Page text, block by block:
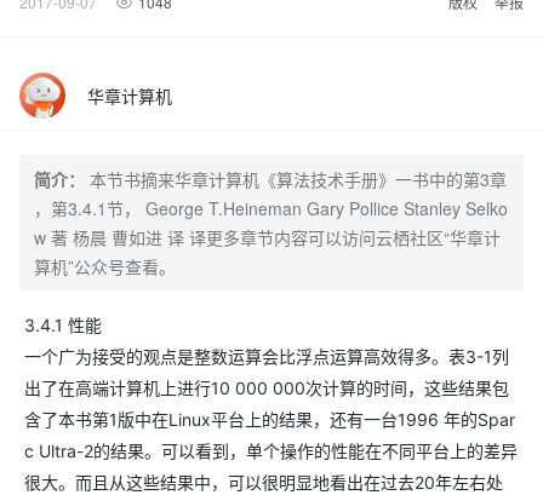
华章计算机
简介：
本节书摘来华章计算机《算法技术手册》一书中的第3章
，第3.4.1节， George T.Heineman Gary Pollice Stanley Selko
w 著 杨晨 曹如进 译 译更多章节内容可以访问云栖社区“华章计
算机”公众号查看。
3.4.1 性能
一个广为接受的观点是整数运算会比浮点运算高效得多。表3-1列
出了在高端计算机上进行10 000 000次计算的时间，这些结果包
含了本书第1版中在Linux平台上的结果，还有一台1996 年的Spar
c Ultra-2的结果。可以看到，单个操作的性能在不同平台上的差异
很大。而且从这些结果中，可以很明显地看出在过去20年左右处